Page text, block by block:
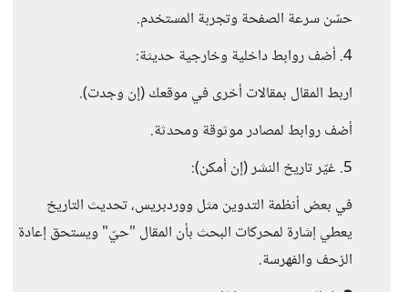
حسّن سرعة الصفحة وتجربة المستخدم.
4. أضف روابط داخلية وخارجية حديثة:
اربط المقال بمقالات أخرى في موقعك (إن وجدت).
أضف روابط لمصادر موثوقة ومحدثة.
5. غيّر تاريخ النشر (إن أمكن):
في بعض أنظمة التدوين مثل ووردبريس، تحديث التاريخ
يعطي إشارة لمحركات البحث بأن المقال "حيّ" ويستحق إعادة
الزحف والفهرسة.